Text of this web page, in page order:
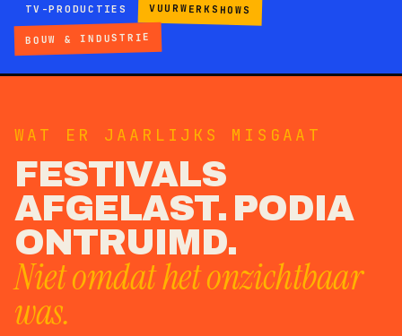
TV-PRODUCTIES VUURWERKSHOWS
BOUW & INDUSTRIE
WAT ER JAARLIJKS MISGAAT
FESTIVALS
AFGELAST. PODIA
ONTRUIMD.
Niet omdat het onzichtbaar
was.